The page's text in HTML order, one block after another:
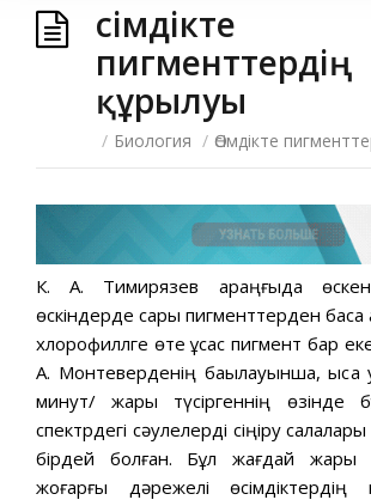
Өсімдікте
пигменттердің
құрылуы
/ Биология / Өсімдікте
К. А. Тимирязев қараңғыда
өскіндерде сары пигменттерден басқа
хлорофиллге өте ұқсас пигмент бар
А. Монтеверденің бақылауынша, қысқа
минут/ жарық түсіргеннің өзінде
спектрдегі сәулелерді сіңіру
бірдей болған. Бұл жағдай
жоғарғы дәрежелі өсімдіктердің